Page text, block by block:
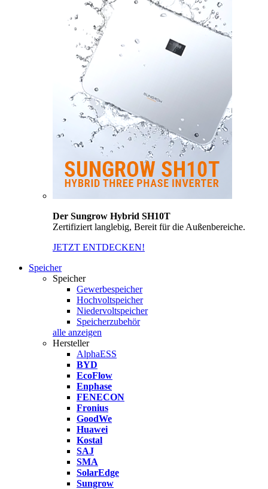
Der Sungrow Hybrid SH10T
Zertifiziert langlebig, Bereit für die Außenbereiche.
JETZT ENTDECKEN!
Speicher
Speicher
Gewerbespeicher
Hochvoltspeicher
Niedervoltspeicher
Speicherzubehör
alle anzeigen
Hersteller
AlphaESS
BYD
EcoFlow
Enphase
FENECON
Fronius
GoodWe
Huawei
Kostal
SAJ
SMA
SolarEdge
Sungrow